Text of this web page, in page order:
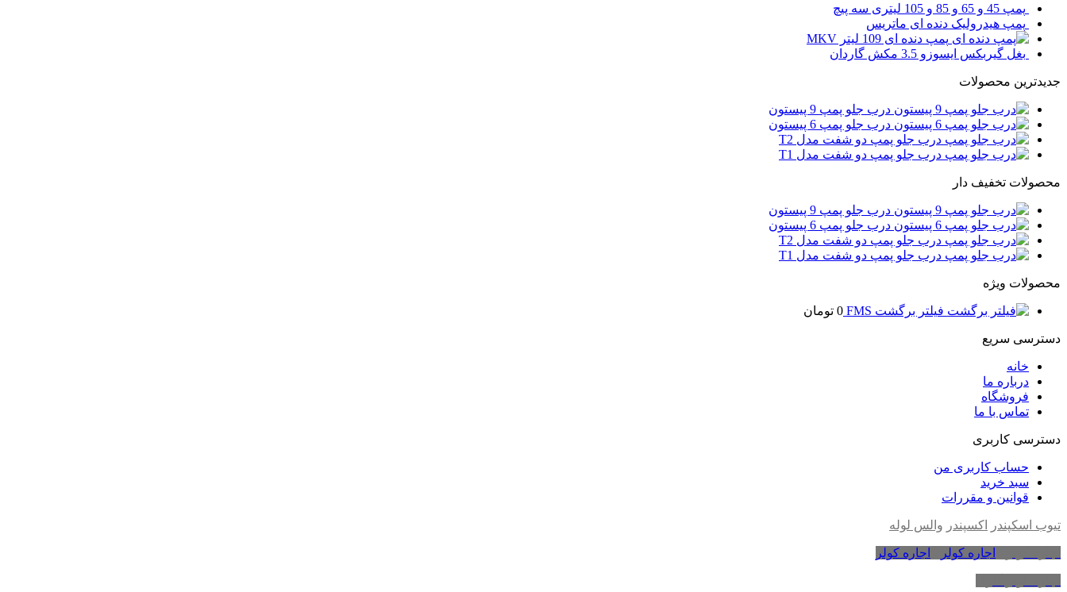
پمپ 45 و 65 و 85 و 105 لیتری سه پیچ
پمپ هیدرولیک دنده ای ماتریس
پمپ دنده ای 109 لیتر MKV
بغل گیربکس ایسوزو 3.5 مکش گاردان
جدیدترین محصولات
درب جلو پمپ 9 پیستون
درب جلو پمپ 6 پیستون
درب جلو پمپ دو شفت مدل T2
درب جلو پمپ دو شفت مدل T1
محصولات تخفیف دار
درب جلو پمپ 9 پیستون
درب جلو پمپ 6 پیستون
درب جلو پمپ دو شفت مدل T2
درب جلو پمپ دو شفت مدل T1
محصولات ویژه
فیلتر برگشت FMS 0 تومان
دسترسی سریع
خانه
درباره ما
فروشگاه
تماس با ما
دسترسی کاربری
حساب کاربری من
سبد خرید
قوانین و مقررات
تیوب اسکپندر اکسپندر والس لوله
اجاره کولر اجاره کولر